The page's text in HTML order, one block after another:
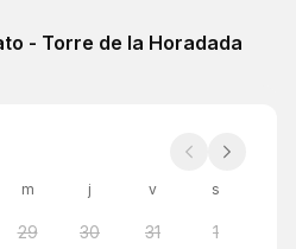
- Torre de la Horadada
m j v s
29 30 31 1